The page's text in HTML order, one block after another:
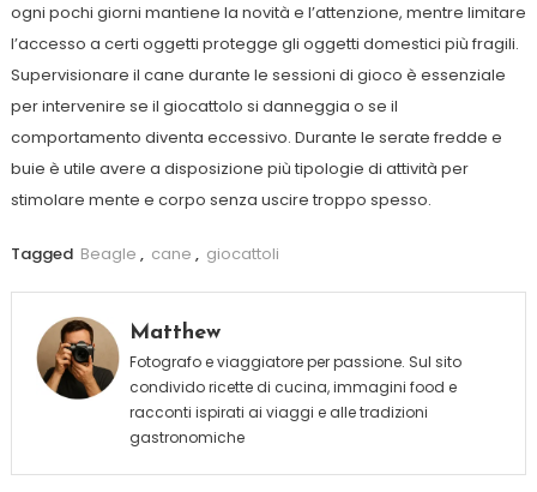
ogni pochi giorni mantiene la novità e l’attenzione, mentre limitare
l’accesso a certi oggetti protegge gli oggetti domestici più fragili.
Supervisionare il cane durante le sessioni di gioco è essenziale
per intervenire se il giocattolo si danneggia o se il
comportamento diventa eccessivo. Durante le serate fredde e
buie è utile avere a disposizione più tipologie di attività per
stimolare mente e corpo senza uscire troppo spesso.
Tagged Beagle , cane , giocattoli
Matthew
Fotografo e viaggiatore per passione. Sul sito
condivido ricette di cucina, immagini food e
racconti ispirati ai viaggi e alle tradizioni
gastronomiche